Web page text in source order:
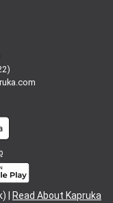
| Read About Kapruka